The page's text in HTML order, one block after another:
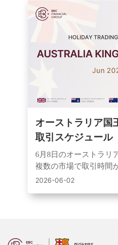
オーストラリア国
取引スケジュール
6月8日のオーストラリ
複数の市場で取引時間
祝日期間中は、スプレ
2026-06-02